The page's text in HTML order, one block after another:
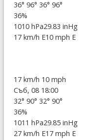
36° 96° 36° 96°
36%
1010 hPa29.83 inHg
17 km/h E10 mph E
17 km/h 10 mph
Съб, 08 18:00
32° 90° 32° 90°
36%
1011 hPa29.85 inHg
27 km/h E17 mph E